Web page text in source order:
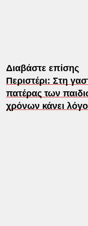
Διαβάστε επίσης
Περιστέρι: Στη
πατέρας των
χρόνων κάνει